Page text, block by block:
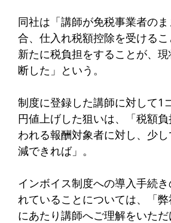
同社は「講師が免税事業者の
合、仕入れ税額控除を受けるこ
新たに税負担をすることが、
断した」という。
制度に登録した講師に対して1
円値上げした狙いは、「税額
われる報酬対象者に対し、少
減できれば」。
インボイス制度への導入手続
れていることについては、「
にあたり講師へご理解をいた